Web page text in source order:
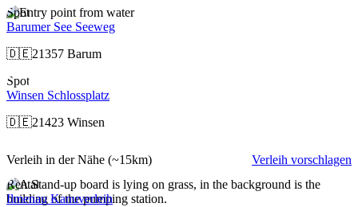
Spot
Barumer See Seeweg
🇩🇪21357 Barum
Spot
Winsen Schlossplatz
🇩🇪21423 Winsen
Verleih in der Nähe (~15km)
Verleih vorschlagen
Rental
Ilmenau Kanuverleih